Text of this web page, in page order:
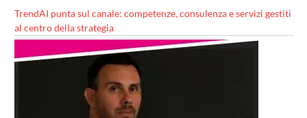
TrendAI punta sul canale: competenze, consulenza e servizi gestiti
al centro della strategia